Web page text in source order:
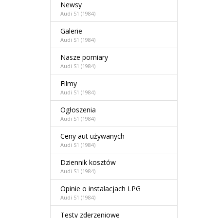
Newsy
Audi S1 (1984)
Galerie
Audi S1 (1984)
Nasze pomiary
Audi S1 (1984)
Filmy
Audi S1 (1984)
Ogłoszenia
Audi S1 (1984)
Ceny aut używanych
Audi S1 (1984)
Dziennik kosztów
Audi S1 (1984)
Opinie o instalacjach LPG
Audi S1 (1984)
Testy zderzeniowe